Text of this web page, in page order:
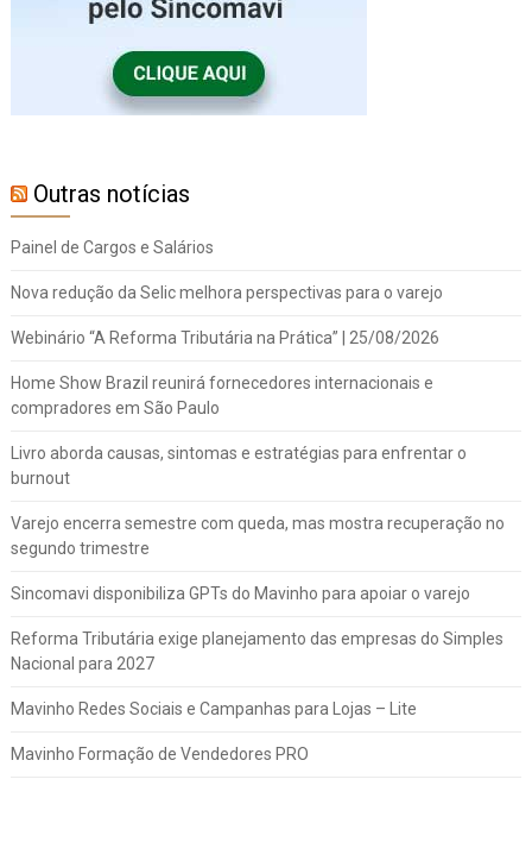
Outras notícias
Painel de Cargos e Salários
Nova redução da Selic melhora perspectivas para o varejo
Webinário “A Reforma Tributária na Prática” | 25/08/2026
Home Show Brazil reunirá fornecedores internacionais e
compradores em São Paulo
Livro aborda causas, sintomas e estratégias para enfrentar o
burnout
Varejo encerra semestre com queda, mas mostra recuperação no
segundo trimestre
Sincomavi disponibiliza GPTs do Mavinho para apoiar o varejo
Reforma Tributária exige planejamento das empresas do Simples
Nacional para 2027
Mavinho Redes Sociais e Campanhas para Lojas – Lite
Mavinho Formação de Vendedores PRO